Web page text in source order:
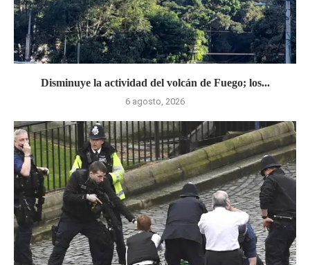
Disminuye la actividad del volcán de Fuego; los...
6 agosto, 2026